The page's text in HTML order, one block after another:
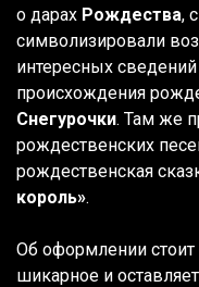
о дарах Рождества,
символизировали
интересных сведений
происхождения
Снегурочки. Там же
рождественских
рождественская
король».
Об оформлении стоит
шикарное и